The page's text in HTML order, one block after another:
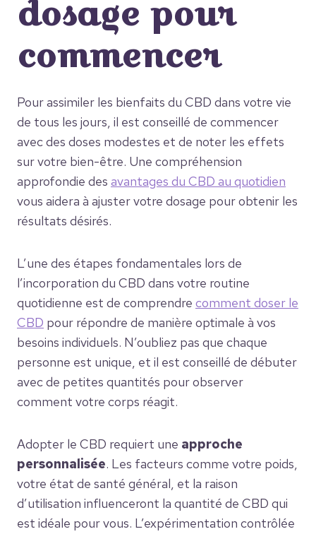
dosage pour
commencer
Pour assimiler les bienfaits du CBD dans votre vie
de tous les jours, il est conseillé de commencer
avec des doses modestes et de noter les effets
sur votre bien-être. Une compréhension
approfondie des avantages du CBD au quotidien
vous aidera à ajuster votre dosage pour obtenir les
résultats désirés.
L’une des étapes fondamentales lors de
l’incorporation du CBD dans votre routine
quotidienne est de comprendre comment doser le
CBD pour répondre de manière optimale à vos
besoins individuels. N’oubliez pas que chaque
personne est unique, et il est conseillé de débuter
avec de petites quantités pour observer
comment votre corps réagit.
Adopter le CBD requiert une approche
personnalisée. Les facteurs comme votre poids,
votre état de santé général, et la raison
d’utilisation influenceront la quantité de CBD qui
est idéale pour vous. L’expérimentation contrôlée